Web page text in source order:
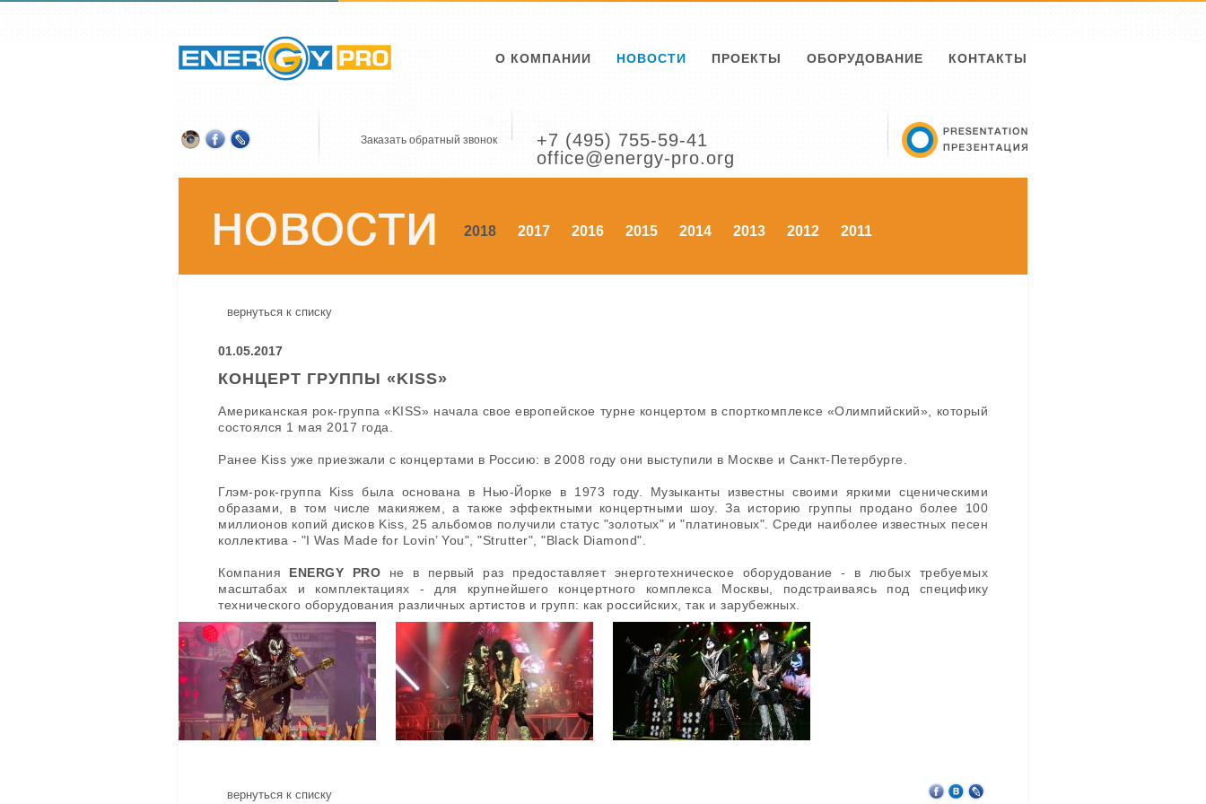
О КОМПАНИИ НОВОСТИ ПРОЕКТЫ ОБОРУДОВАНИЕ КОНТАКТЫ
Заказать обратный звонок
+7 (495) 755-59-41
office@energy-pro.org
2018 2017 2016 2015 2014 2013 2012 2011
вернуться к списку
01.05.2017
КОНЦЕРТ ГРУППЫ «KISS»
Американская рок-группа «KISS» начала свое европейское турне концертом в спорткомплексе «Олимпийский», который
состоялся 1 мая 2017 года.
Ранее Kiss уже приезжали с концертами в Россию: в 2008 году они выступили в Москве и Санкт-Петербурге.
Глэм-рок-группа Kiss была основана в Нью-Йорке в 1973 году. Музыканты известны своими яркими сценическими
образами, в том числе макияжем, а также эффектными концертными шоу. За историю группы продано более 100
миллионов копий дисков Kiss, 25 альбомов получили статус "золотых" и "платиновых". Среди наиболее известных песен
коллектива - "I Was Made for Lovin’ You", "Strutter", "Black Diamond".
Компания ENERGY PRO не в первый раз предоставляет энерготехническое оборудование - в любых требуемых
масштабах и комплектациях - для крупнейшего концертного комплекса Москвы, подстраиваясь под специфику
технического оборудования различных артистов и групп: как российских, так и зарубежных.
вернуться к списку